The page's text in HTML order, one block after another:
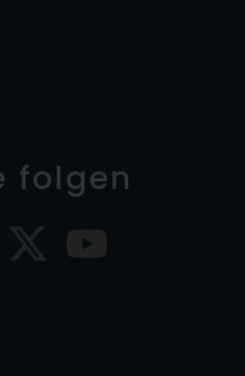
folgen